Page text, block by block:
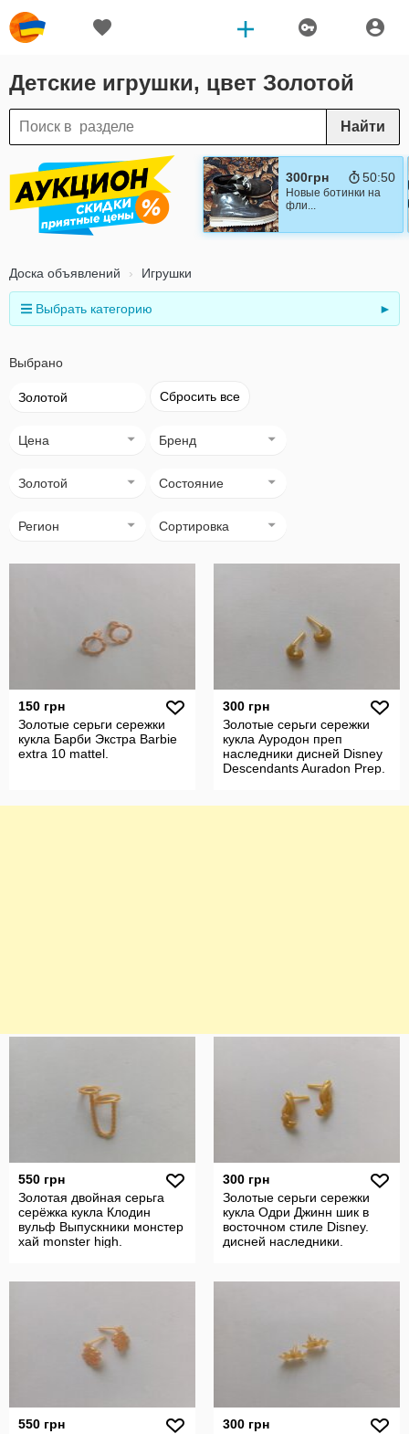
Детские игрушки, цвет Золотой
Найти
300грн 50:49
Новые ботинки на
фли...
Доска объявлений Игрушки
Выбрать категорию ►
Выбрано
Золотой Сбросить все
Цена Бренд
Золотой Состояние
Регион Сортировка
150 грн
Золотые серьги сережки
кукла Барби Экстра Barbie
extra 10 mattel.
300 грн
Золотые серьги сережки
кукла Ауродон преп
наследники дисней Disney
Descendants Auradon Prep.
550 грн
Золотая двойная серьга
серёжка кукла Клодин
вульф Выпускники монстер
хай monster high.
300 грн
Золотые серьги сережки
кукла Одри Джинн шик в
восточном стиле Disney.
дисней наследники.
550 грн
300 грн